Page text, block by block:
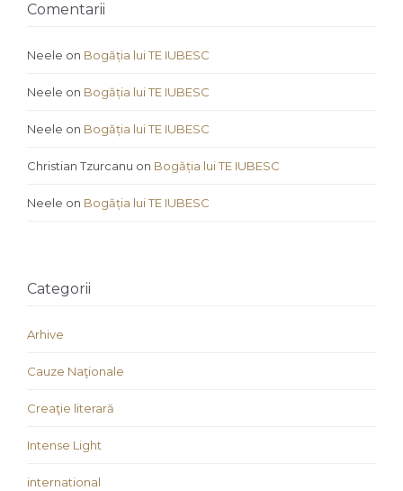
Comentarii
Neele on Bogăția lui TE IUBESC
Neele on Bogăția lui TE IUBESC
Neele on Bogăția lui TE IUBESC
Christian Tzurcanu on Bogăția lui TE IUBESC
Neele on Bogăția lui TE IUBESC
Categorii
Arhive
Cauze Naţionale
Creaţie literară
Intense Light
international